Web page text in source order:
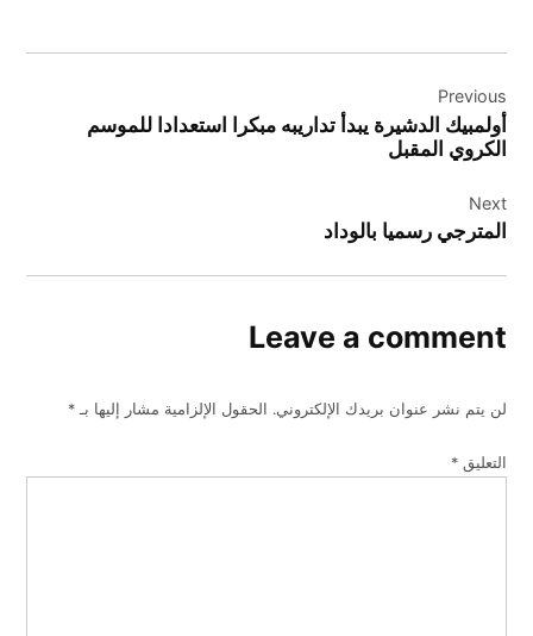
المقالات
Previous
أولمبيك الدشيرة يبدأ تداريبه مبكرا استعدادا للموسم
الكروي المقبل
Next
المترجي رسميا بالوداد
Leave a comment
لن يتم نشر عنوان بريدك الإلكتروني. الحقول الإلزامية مشار إليها بـ*
التعليق*